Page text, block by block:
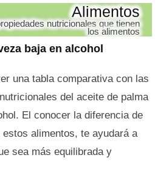
baja en alcohol
Alimentos
nutricionales que tienen
los alimentos
una tabla comparativa con las
del aceite de palma
El conocer la diferencia de
alimentos, te ayudará a
sea más equilibrada y